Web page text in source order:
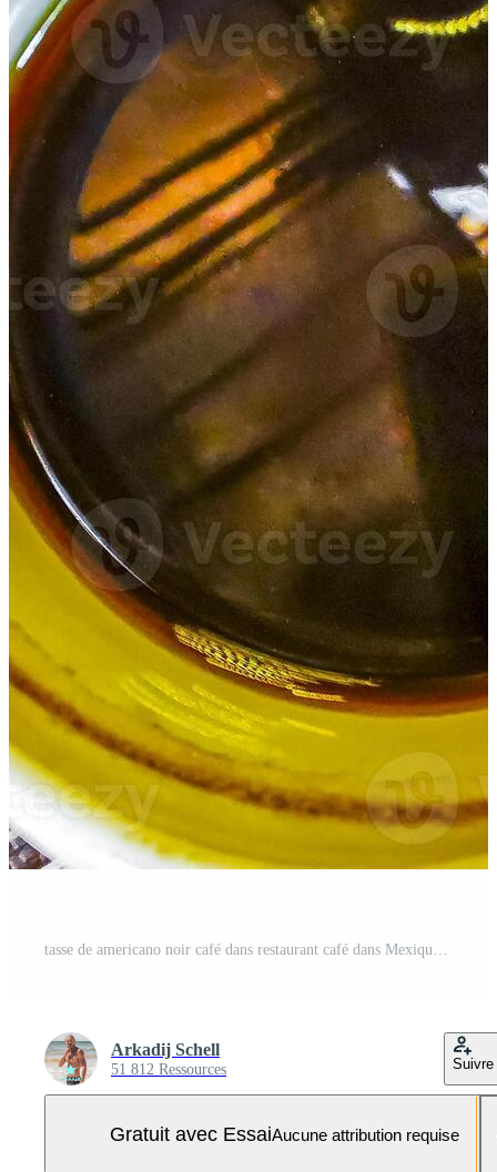
tasse de americano noir café dans restaurant café dans Mexique. Photo Pro
Arkadij Schell
51 812 Ressources Suivre
Gratuit avec EssaiAucune attribution requise